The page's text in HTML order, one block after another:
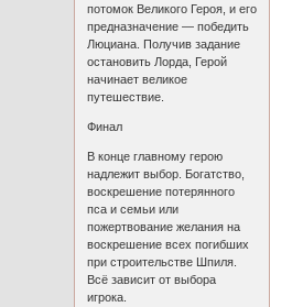
потомок Великого Героя, и его
предназначение — победить
Люциана. Получив задание
остановить Лорда, Герой
начинает великое
путешествие.
Финал
В конце главному герою
надлежит выбор. Богатство,
воскрешение потерянного
пса и семьи или
пожертвование желания на
воскрешение всех погибших
при строительстве Шпиля.
Всё зависит от выбора
игрока.